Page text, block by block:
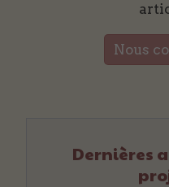
Nous
Dernières